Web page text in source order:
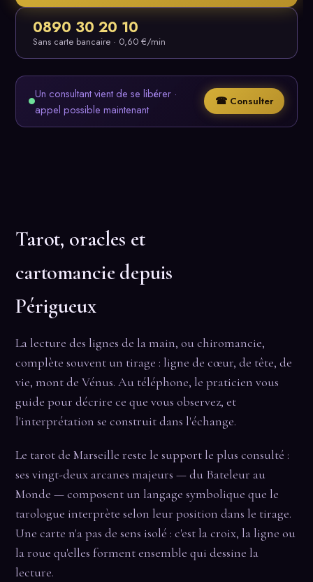
0890 30 20 10
Sans carte bancaire · 0,60 €/min
Un consultant vient de se libérer ·
appel possible maintenant
☎ Consulter
Tarot, oracles et
cartomancie depuis
Périgueux
La lecture des lignes de la main, ou chiromancie,
complète souvent un tirage : ligne de cœur, de tête, de
vie, mont de Vénus. Au téléphone, le praticien vous
guide pour décrire ce que vous observez, et
l'interprétation se construit dans l'échange.
Le tarot de Marseille reste le support le plus consulté :
ses vingt-deux arcanes majeurs — du Bateleur au
Monde — composent un langage symbolique que le
tarologue interprète selon leur position dans le tirage.
Une carte n'a pas de sens isolé : c'est la croix, la ligne ou
la roue qu'elles forment ensemble qui dessine la
lecture.